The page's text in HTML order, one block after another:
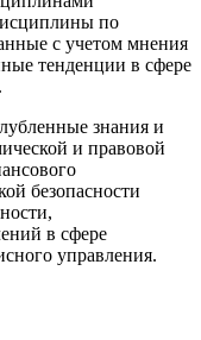
по
с учетом мнения
тенденции в сфере
знания и
и правовой
безопасности
в сфере
управления.